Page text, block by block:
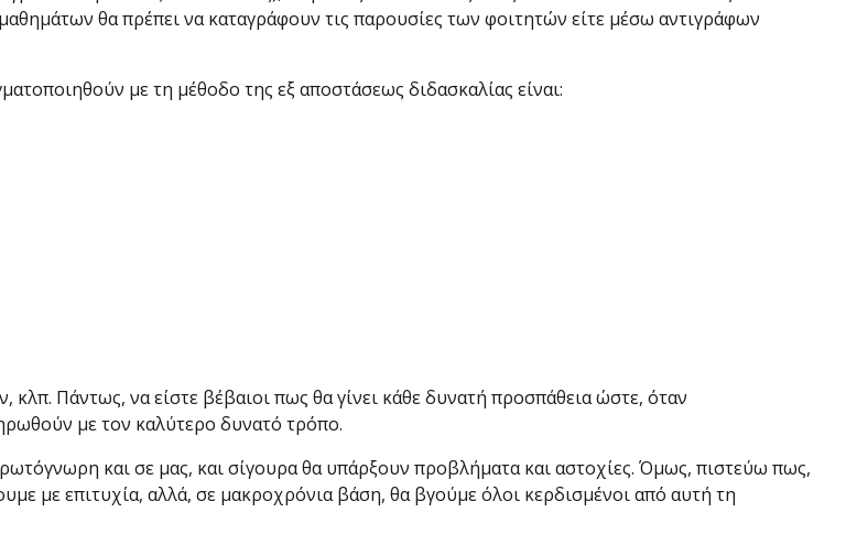
θα πρέπει να καταγράφουν τις παρουσίες των φοιτητών είτε μέσω αντιγράφων
με τη μέθοδο της εξ αποστάσεως διδασκαλίας είναι:
Πάντως, να είστε βέβαιοι πως θα γίνει κάθε δυνατή προσπάθεια ώστε, όταν
με τον καλύτερο δυνατό τρόπο.
και σε μας, και σίγουρα θα υπάρξουν προβλήματα και αστοχίες. Όμως, πιστεύω πως,
με επιτυχία, αλλά, σε μακροχρόνια βάση, θα βγούμε όλοι κερδισμένοι από αυτή τη